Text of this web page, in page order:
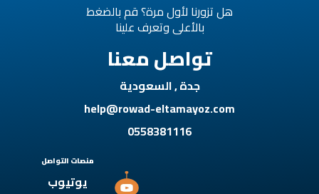
هل تزورنا لأول مرة؟ قم بالضغط
بالأعلى وتعرف علينا
تواصل معنا
جدة , السعودية
help@rowad-eltamayoz.com
0558381116
منصات التواصل
يوتيوب